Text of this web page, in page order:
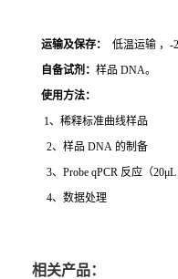
运输及保存：
低温运输 ，-
自备试剂： 样品 DNA。
使用方法：
1、稀释标准曲线样品
2、样品 DNA 的制备
3、Probe qPCR 反应（
4、数据处理
相关产品：